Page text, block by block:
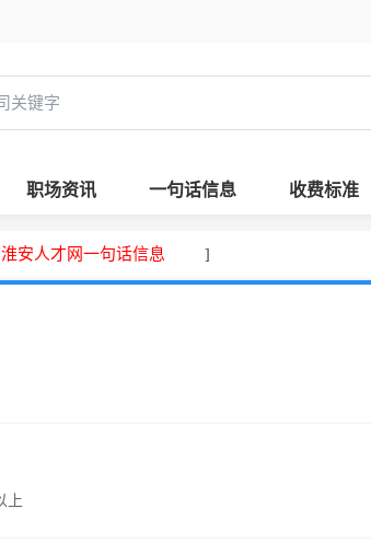
职场资讯 一句话信息 收费标准
安人才网一句话信息 ]
上